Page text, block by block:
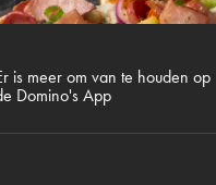
is meer om van te houden op
Domino's App